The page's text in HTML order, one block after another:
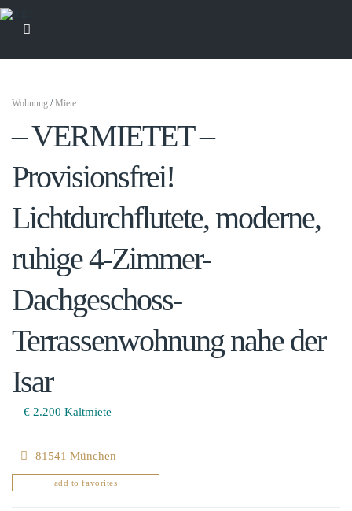
Wohnung /Miete
– VERMIETET –
Provisionsfrei!
Lichtdurchflutete, moderne,
ruhige 4-Zimmer-
Dachgeschoss-
Terrassenwohnung nahe der
Isar
€ 2.200 Kaltmiete
81541 München
add to favorites